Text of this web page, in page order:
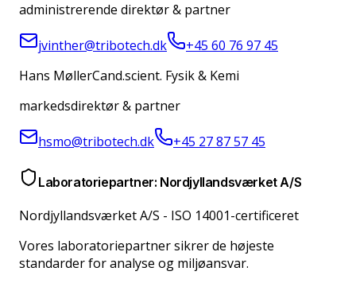
administrerende direktør & partner
jvinther@tribotech.dk
+45 60 76 97 45
Hans MøllerCand.scient. Fysik & Kemi
markedsdirektør & partner
hsmo@tribotech.dk +45 27 87 57 45
Laboratoriepartner: Nordjyllandsværket A/S
Nordjyllandsværket A/S - ISO 14001-certificeret
Vores laboratoriepartner sikrer de højeste
standarder for analyse og miljøansvar.